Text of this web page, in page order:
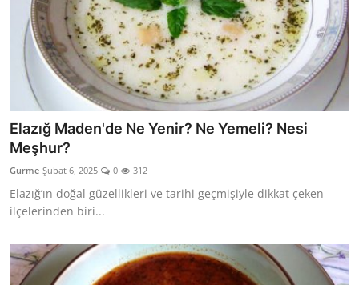
Elazığ Maden'de Ne Yenir? Ne Yemeli? Nesi
Meşhur?
Gurme Şubat 6, 2025 0 312
Elazığ’ın doğal güzellikleri ve tarihi geçmişiyle dikkat çeken
ilçelerinden biri...